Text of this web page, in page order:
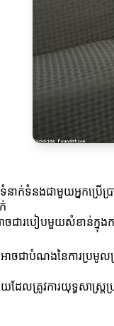
នាក់ទំនងជាមួយអ្នកប្រើ
ាចជារបៀបមួយសំខាន់ក្នុង
ចជាបំណងនៃការប្រមូល
លត្រូវការយុទ្ធសាស្ត្រប្រ